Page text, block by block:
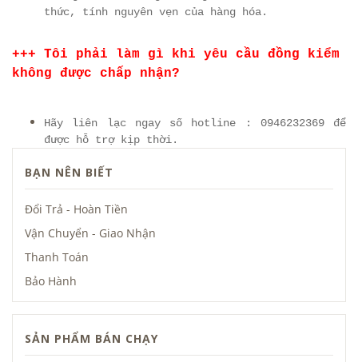
thức, tính nguyên vẹn của hàng hóa.
+++ Tôi phải làm gì khi yêu cầu đồng kiểm
không được chấp nhận?
Hãy liên lạc ngay số hotline : 0946232369 để
được hỗ trợ kịp thời.
BẠN NÊN BIẾT
Đổi Trả - Hoàn Tiền
Vận Chuyển - Giao Nhận
Thanh Toán
Bảo Hành
SẢN PHẨM BÁN CHẠY